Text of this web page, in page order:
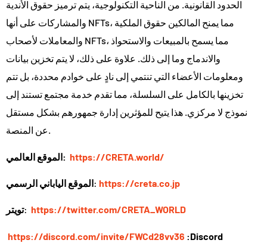
الحدود القانونية. من الناحية التكنولوجية، يتم ترميز حقوق الأندية
والمشاركات على أنها NFTs، مما يمنح المالكين حقوق الملكية
والمعاملات لأصحاب NFTs، مما يسمح بالمبيعات والاستحواذ
والاندماج وما إلى ذلك. علاوة على ذلك، لا يتم تخزين بيانات
ومعلومات الأعضاء التي تنتمي إلى نادٍ على خوادم محددة، بل تتم
تخزينها بالكامل على السلسلة، مما تقدم خدمة مجتمع تستند إلى
نموذج لا مركزي. هذا يتيح للمؤثرين إدارة جمهورهم بشكل مستقل
عن المنصة.
الموقع العالمي: https://CRETA.world/
الموقع الياباني الرسمي: https://creta.co.jp
تويتر: https://twitter.com/CRETA_WORLD
https://discord.com/invite/FWCd28vv36 :Discord